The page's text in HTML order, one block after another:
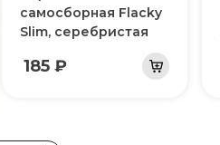
самосборная Flacky
Slim, серебристая
185 ₽